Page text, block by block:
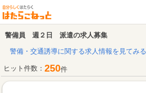
警備員 週２日 派遣の求人募集
警備・交通誘導に関する求人情報を見てみる
ヒット件数： 250件